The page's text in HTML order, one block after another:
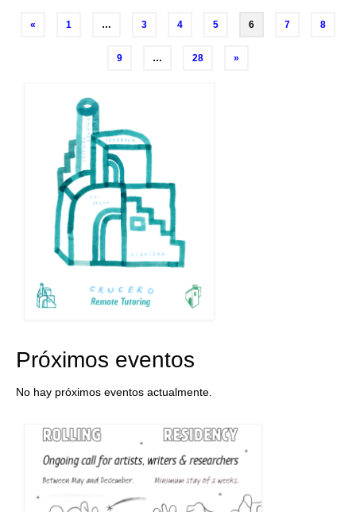
Navegación
« 1 … 3 4 5 6 7 8
9 … 28 »
Próximos eventos
No hay próximos eventos actualmente.